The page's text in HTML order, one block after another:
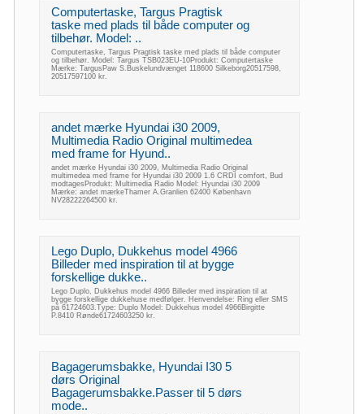
Computertaske, Targus Pragtisk
taske med plads til både computer og
tilbehør. Model: ..
Computertaske, Targus Pragtisk taske med plads til både computer
og tilbehør. Model: Targus TSB023EU-10Produkt: Computertaske
Mærke: TargusPaw S.Buskelundvænget 118600 Silkeborg20517598,
20517597100 kr.
andet mærke Hyundai i30 2009,
Multimedia Radio Original multimedea
med frame for Hyund..
andet mærke Hyundai i30 2009, Multimedia Radio Original
multimedea med frame for Hyundai i30 2009 1.6 CRDI comfort, Bud
modtagesProdukt: Multimedia Radio Model: Hyundai i30 2009
Mærke: andet mærkeThamer A.Granlien 62400 København
NV28222264500 kr.
Lego Duplo, Dukkehus model 4966
Billeder med inspiration til at bygge
forskellige dukke..
Lego Duplo, Dukkehus model 4966 Billeder med inspiration til at
bygge forskellige dukkehuse medfølger. Henvendelse: Ring eller SMS
på 61724603.Type: Duplo Model: Dukkehus model 4966Birgitte
P.8410 Rønde61724603250 kr.
Bagagerumsbakke, Hyundai I30 5
dørs Original
Bagagerumsbakke.Passer til 5 dørs
mode..